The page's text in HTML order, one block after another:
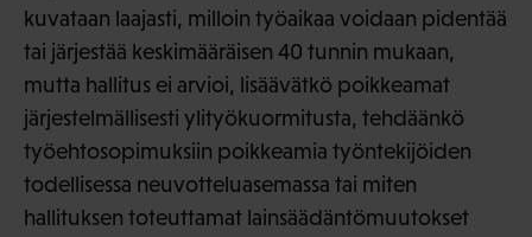
kuvataan laajasti, milloin työaikaa voidaan pidentää
tai järjestää keskimääräisen 40 tunnin mukaan,
mutta hallitus ei arvioi, lisäävätkö poikkeamat
järjestelmällisesti ylityökuormitusta, tehdäänkö
työehtosopimuksiin poikkeamia työntekijöiden
todellisessa neuvotteluasemassa tai miten
hallituksen toteuttamat lainsäädäntömuutokset